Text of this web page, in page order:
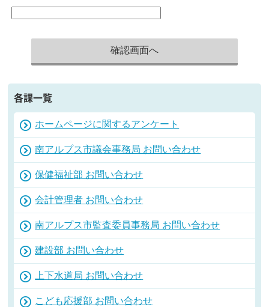
各課一覧
ホームページに関するアンケート
南アルプス市議会事務局 お問い合わせ
保健福祉部 お問い合わせ
会計管理者 お問い合わせ
南アルプス市監査委員事務局 お問い合わせ
建設部 お問い合わせ
上下水道局 お問い合わせ
こども応援部 お問い合わせ